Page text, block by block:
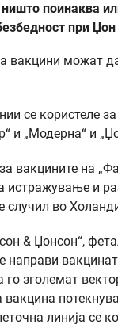
поинаква
при
вакцини можат
се користеле
и „Модерна“ и
вакцините на
истражување и
случил во
& Џонсон“,
направи
зголемат
линија се